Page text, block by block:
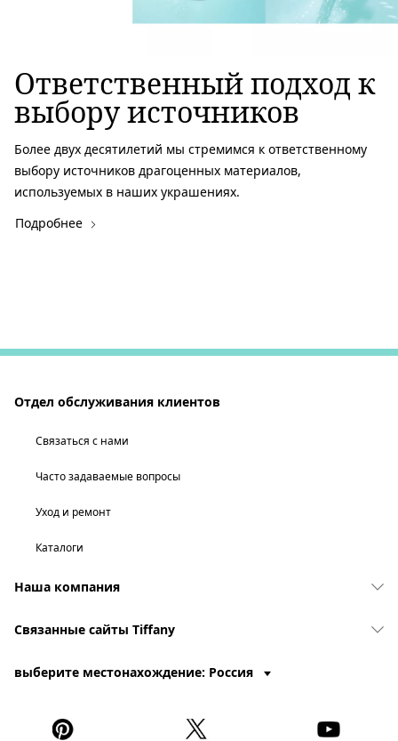
Ответственный подход к
выбору источников
Более двух десятилетий мы стремимся к ответственному
выбору источников драгоценных материалов,
используемых в наших украшениях.
Подробнее
Отдел обслуживания клиентов
Связаться с нами
Часто задаваемые вопросы
Уход и ремонт
Каталоги
Наша компания
Связанные сайты Tiffany
выберите местонахождение: Россия